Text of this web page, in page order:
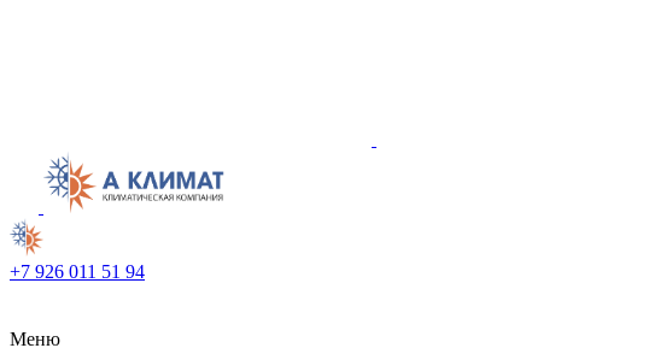
+7 926 011 51 94
Меню